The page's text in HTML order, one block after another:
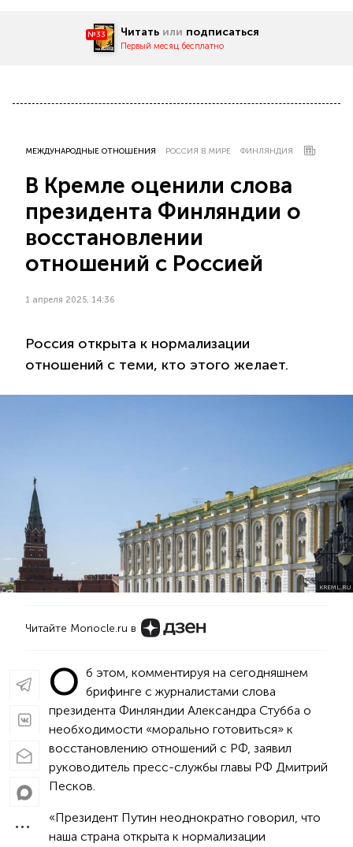
№33 Читать или подписаться
Первый месяц бесплатно
МЕЖДУНАРОДНЫЕ ОТНОШЕНИЯ РОССИЯ В МИРЕ ФИНЛЯНДИЯ
В Кремле оценили слова
президента Финляндии о
восстановлении
отношений с Россией
1 апреля 2025, 14:36
Россия открыта к нормализации
отношений с теми, кто этого желает.
KREML.RU
Читайте Monocle.ru в
О б этом, комментируя на сегодняшнем
брифинге с журналистами слова
президента Финляндии Александра Стубба о
необходимости «морально готовиться» к
восстановлению отношений с РФ, заявил
руководитель пресс-службы главы РФ Дмитрий
Песков.
«Президент Путин неоднократно говорил, что
наша страна открыта к нормализации